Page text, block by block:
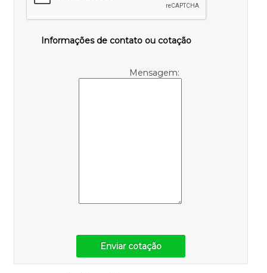
Informações de contato ou cotação
Mensagem:
Enviar cotação